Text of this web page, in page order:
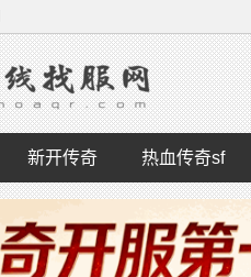
新开传奇 热血传奇sf